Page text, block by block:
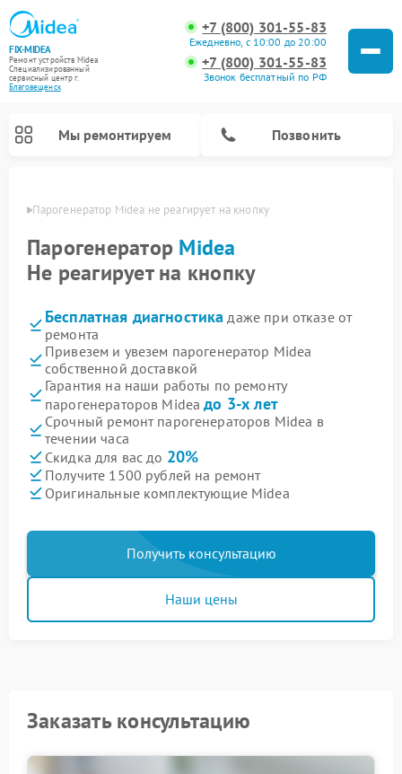
FIX-MIDEA
Ремонт устройств Midea
Специализированный
cервисный центр г.
Благовещенск
+7 (800) 301-55-83
Ежедневно, с 10:00 до 20:00
+7 (800) 301-55-83
Звонок бесплатный по РФ
Мы ремонтируем Позвонить
Парогенератор Midea не реагирует на кнопку
Парогенератор Midea
Не реагирует на кнопку
Бесплатная диагностика даже при отказе от
ремонта
Привезем и увезем парогенератор Midea
собственной доставкой
Гарантия на наши работы по ремонту
парогенераторов Mideaдо 3-х лет
Срочный ремонт парогенераторов Midea в
течении часа
Скидка для вас до 20%
Получите 1500 рублей на ремонт
Оригинальные комплектующие Midea
Получить консультацию
Наши цены
Заказать консультацию